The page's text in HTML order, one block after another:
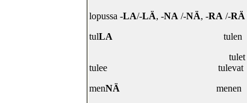
lopussa -LA/-LÄ, -NA /-NÄ, -RA /-RÄ
tulLA tulen
tulet
tulee
tulevat
menNÄ menen